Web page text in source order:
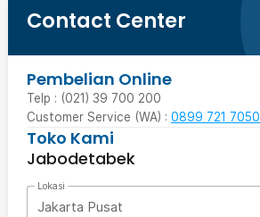
Contact Center
Pembelian Online
Telp : (021) 39 700 200
Customer Service (WA) : 0899 721 7050
Toko Kami
Jabodetabek
Lokasi
Jakarta Pusat